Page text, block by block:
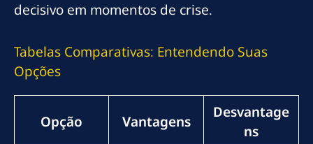
decisivo em momentos de crise.
Tabelas Comparativas: Entendendo Suas
Opções
Opção Vantagens
Desvantage
ns